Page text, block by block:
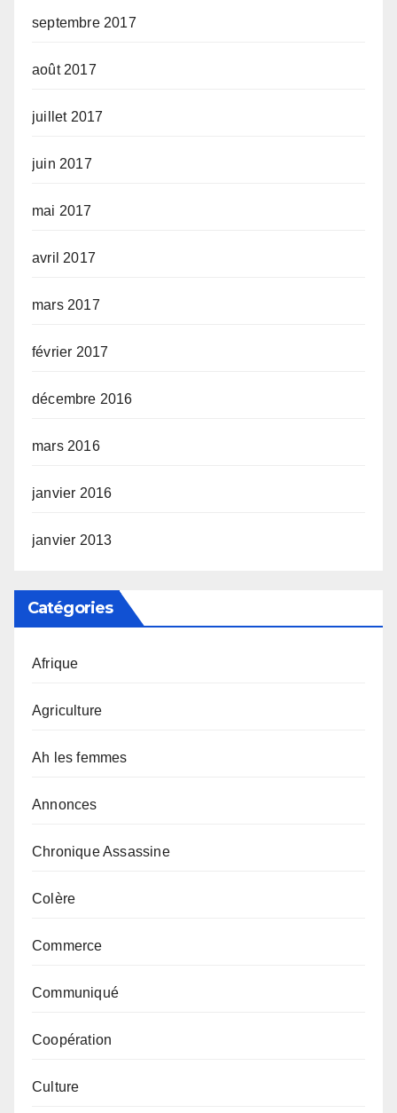
septembre 2017
août 2017
juillet 2017
juin 2017
mai 2017
avril 2017
mars 2017
février 2017
décembre 2016
mars 2016
janvier 2016
janvier 2013
Catégories
Afrique
Agriculture
Ah les femmes
Annonces
Chronique Assassine
Colère
Commerce
Communiqué
Coopération
Culture